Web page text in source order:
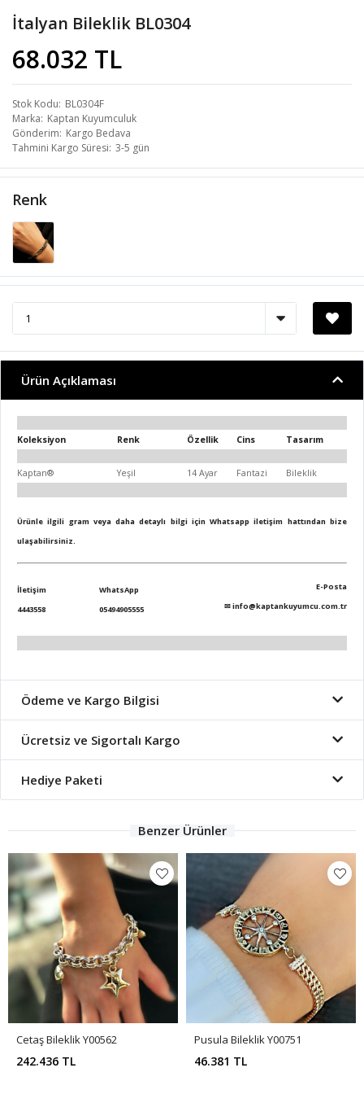
İtalyan Bileklik BL0304
68.032 TL
Stok Kodu BL0304F
Marka Kaptan Kuyumculuk
Gönderim Kargo Bedava
Tahmini Kargo Süresi 3-5 gün
Renk
Ürün Açıklaması
Koleksiyon Renk Özellik Cins Tasarım
Kaptan® Yeşil 14 Ayar Fantazi Bileklik
Ürünle ilgili gram veya daha detaylı bilgi için Whatsapp iletişim hattından bize
ulaşabilirsiniz.
İletişim
4443558
WhatsApp
05494905555
E-Posta
✉info@kaptankuyumcu.com.tr
Ödeme ve Kargo Bilgisi
Ücretsiz ve Sigortalı Kargo
Hediye Paketi
Benzer Ürünler
Cetaş Bileklik Y00562
242.436 TL
Pusula Bileklik Y00751
46.381 TL